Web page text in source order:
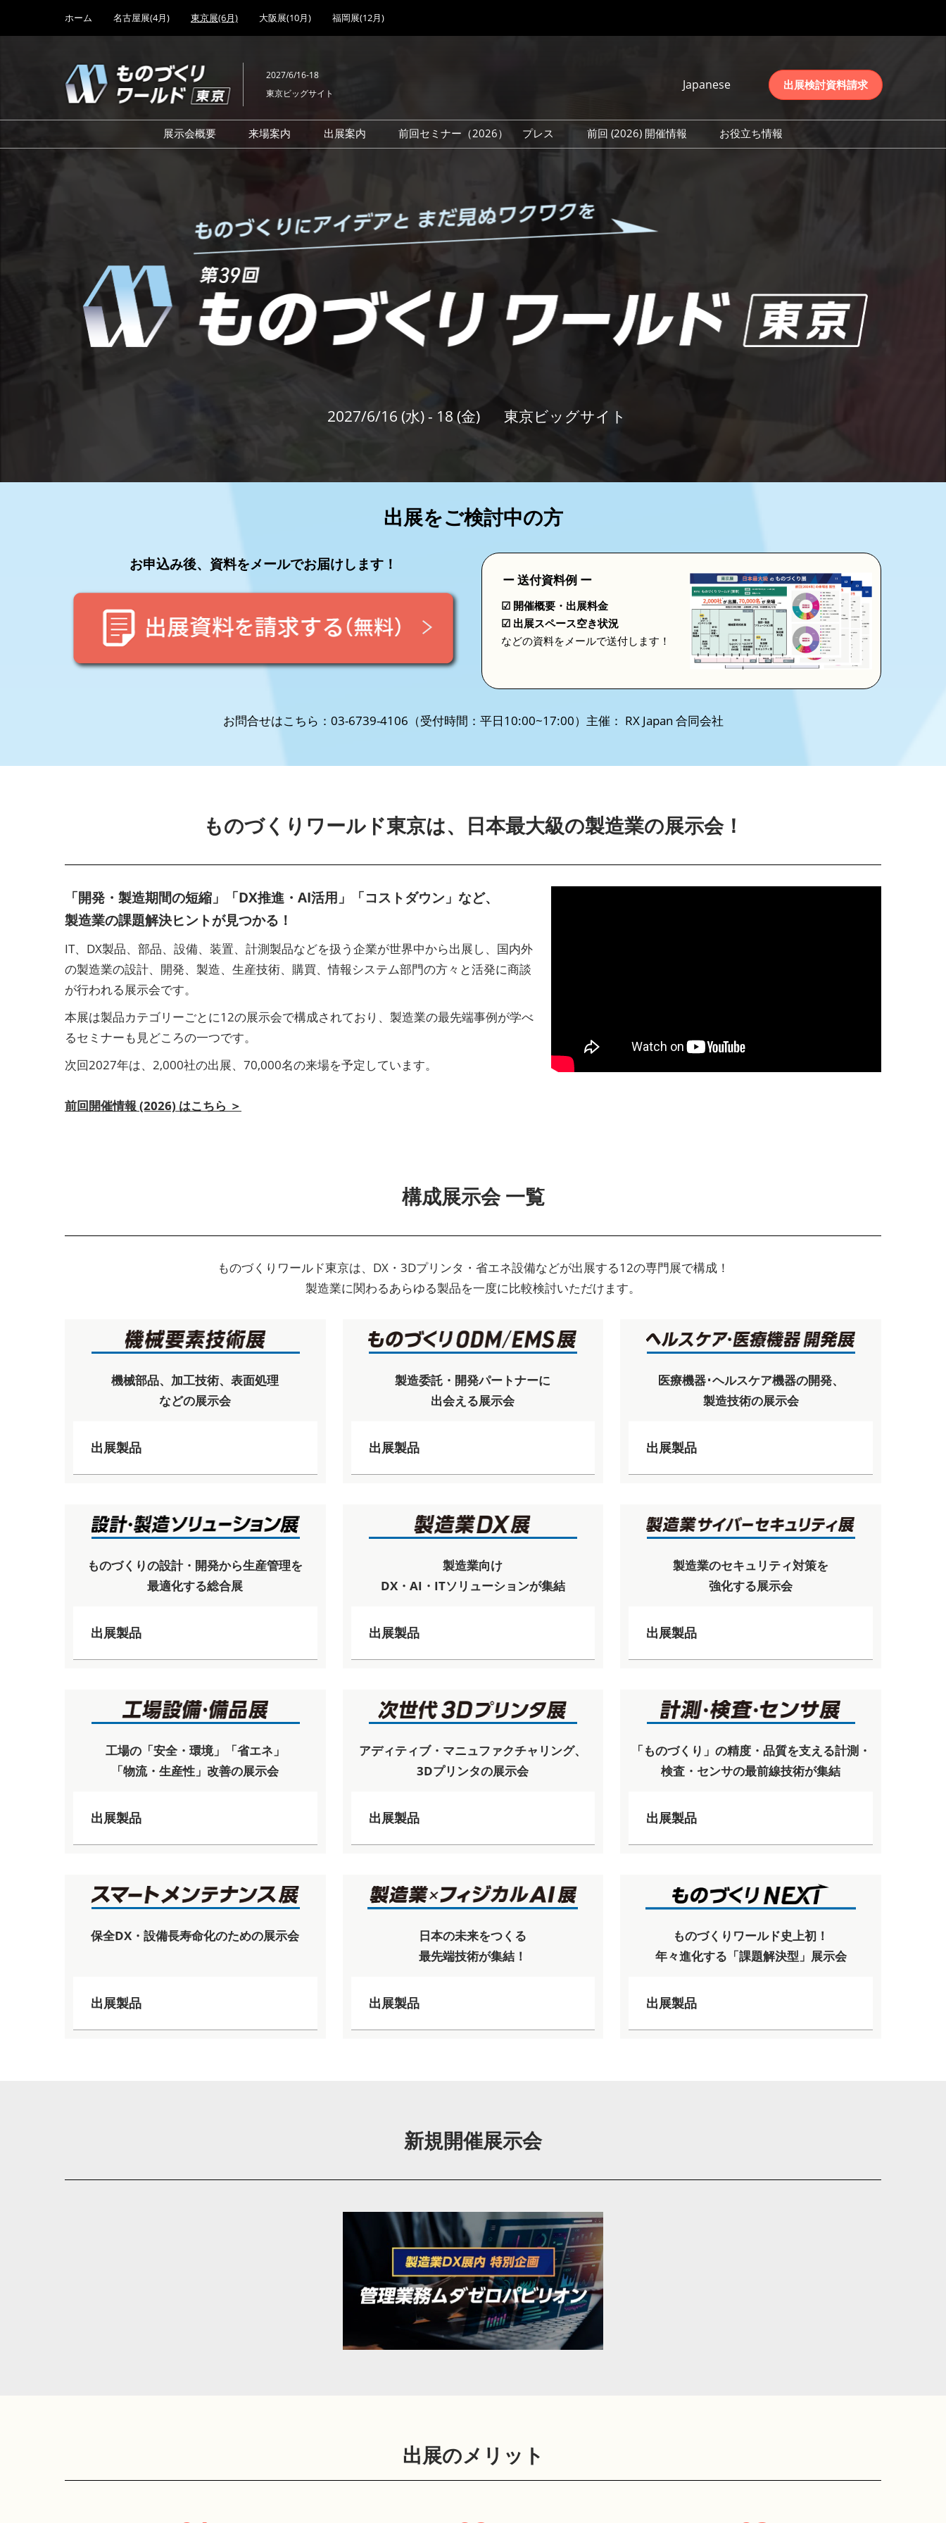
キ
し
て
to
ホーム 名古屋展(4月) 東京展(6月) 大阪展(10月) 福岡展(12月)
2027/6/16-18
東京ビッグサイト
Japanese
English
简体中文
出展検討資料請求
展示会概要
工場設備･備品展
次世代3Dプリンタ展
計測･検査･センサ展
製造業DX展
ものづくりODM/EMS展
来場案内
前回 グローバル･サプライ
チェーン特集
前回 注目の併催イベント
アクセス
展示会・セミナー参加ポリ
シー
出展案内
前回セミナー（2026）
プレス
前回 (2026) 開催情報
来場者数 (2026)
お役立ち情報
づ
く
り
東
京
2027/6/16 (水) - 18 (金) 東京ビッグサイト
出展をご検討中の方
お申込み後、資料をメールでお届けします！
ー 送付資料例 ー
☑ 開催概要・出展料金
☑ 出展スペース空き状況
などの資料をメールで送付します！
お問合せはこちら：03-6739-4106（受付時間：平日10:00~17:00）主催： RX Japan 合同会社
ものづくりワールド東京は、日本最大級の製造業の展示会！
「開発・製造期間の短縮」「DX推進・AI活用」「コストダウン」など、
製造業の課題解決ヒントが見つかる！
IT、DX製品、部品、設備、装置、計測製品などを扱う企業が世界中から出展し、国内外
の製造業の設計、開発、製造、生産技術、購買、情報システム部門の方々と活発に商談
が行われる展示会です。
本展は製品カテゴリーごとに12の展示会で構成されており、製造業の最先端事例が学べ
るセミナーも見どころの一つです。
次回2027年は、2,000社の出展、70,000名の来場を予定しています。
前回開催情報 (2026) はこちら ＞
構成展示会 一覧
ものづくりワールド東京は、DX・3Dプリンタ・省エネ設備などが出展する12の専門展で構成！
製造業に関わるあらゆる製品を一度に比較検討いただけます。
機械部品、加工技術、表面処理
などの展示会
出展製品
製造委託・開発パートナーに
出会える展示会
出展製品
医療機器･ヘルスケア機器の開発、
製造技術の展示会
出展製品
ものづくりの設計・開発から生産管理を
最適化する総合展
出展製品
製造業向け
DX・AI・ITソリューションが集結
出展製品
製造業のセキュリティ対策を
強化する展示会
出展製品
工場の「安全・環境」「省エネ」
「物流・生産性」改善の展示会
出展製品
アディティブ・マニュファクチャリング、
3Dプリンタの展示会
出展製品
「ものづくり」の精度・品質を支える計測・
検査・センサの最前線技術が集結
出展製品
保全DX・設備長寿命化のための展示会
出展製品
日本の未来をつくる
最先端技術が集結！
出展製品
ものづくりワールド史上初！
年々進化する「課題解決型」展示会
出展製品
新規開催展示会
出展のメリット